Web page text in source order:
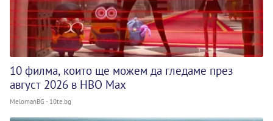
10 филма, които ще можем да гледаме през
август 2026 в HBO Max
MelomanBG - 10te.bg